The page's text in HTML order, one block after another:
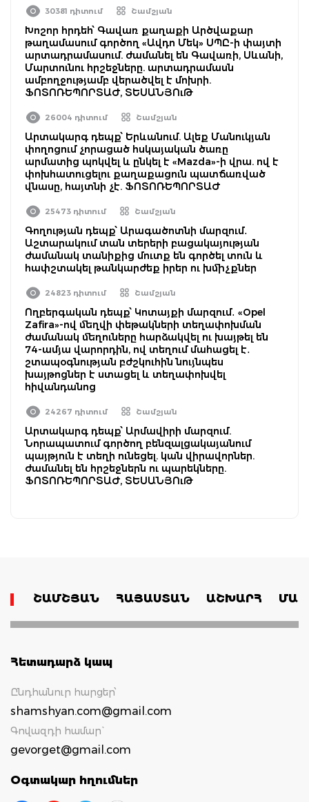
30381 դիտում Շամշյան
Խոշոր հրդեհ՝ Գավառ քաղաքի Արծվաքար
թաղամասում գործող «Ավդո Մեկ» ՍՊԸ-ի փայտի
արտադրամասում. ժամանել են Գավառի, Սևանի,
Մարտունու հրշեջները. արտադրամասն
ամբողջությամբ վերածվել է մոխրի.
ՖՈՏՈՌԵՊՈՐՏԱԺ, ՏԵՍԱՆՅՈւԹ
26004 դիտում Շամշյան
Արտակարգ դեպք՝ Երևանում. Ալեք Մանուկյան
փողոցում չորացած հսկայական ծառը
արմատից պոկվել և ընկել է «Mazda»-ի վրա. ով է
փոխհատուցելու քաղաքացուն պատճառված
վնասը, հայտնի չէ. ՖՈՏՈՌԵՊՈՐՏԱԺ
25473 դիտում Շամշյան
Գողության դեպք՝ Արագածոտնի մարզում․
Աշտարակում տան տերերի բացակայության
ժամանակ տանիքից մուտք են գործել տուն և
հափշտակել թանկարժեք իրեր ու խմիչքներ
24823 դիտում Շամշյան
Ողբերգական դեպք՝ Կոտայքի մարզում․ «Opel
Zafira»-ով մեղվի փեթակների տեղափոխման
ժամանակ մեղուները հարձակվել ու խայթել են
74-ամյա վարորդին, ով տեղում մահացել է․
շտապօգնության բժշկուհին նույնպես
խայթոցներ է ստացել և տեղափոխվել
հիվանդանոց
24267 դիտում Շամշյան
Արտակարգ դեպք՝ Արմավիրի մարզում.
Նորապատում գործող բենզալցակայանում
պայթյուն է տեղի ունեցել. կան վիրավորներ.
ժամանել են հրշեջներն ու պարեկները.
ՖՈՏՈՌԵՊՈՐՏԱԺ, ՏԵՍԱՆՅՈւԹ
ՇԱՄՇՅԱՆ ՀԱՅԱՍՏԱՆ ԱՇԽԱՐՀ
Հետադարձ կապ
Ընդհանուր հարցեր՝
shamshyan.com@gmail.com
Գովազդի համար`
gevorget@gmail.com
Օգտակար հղումներ